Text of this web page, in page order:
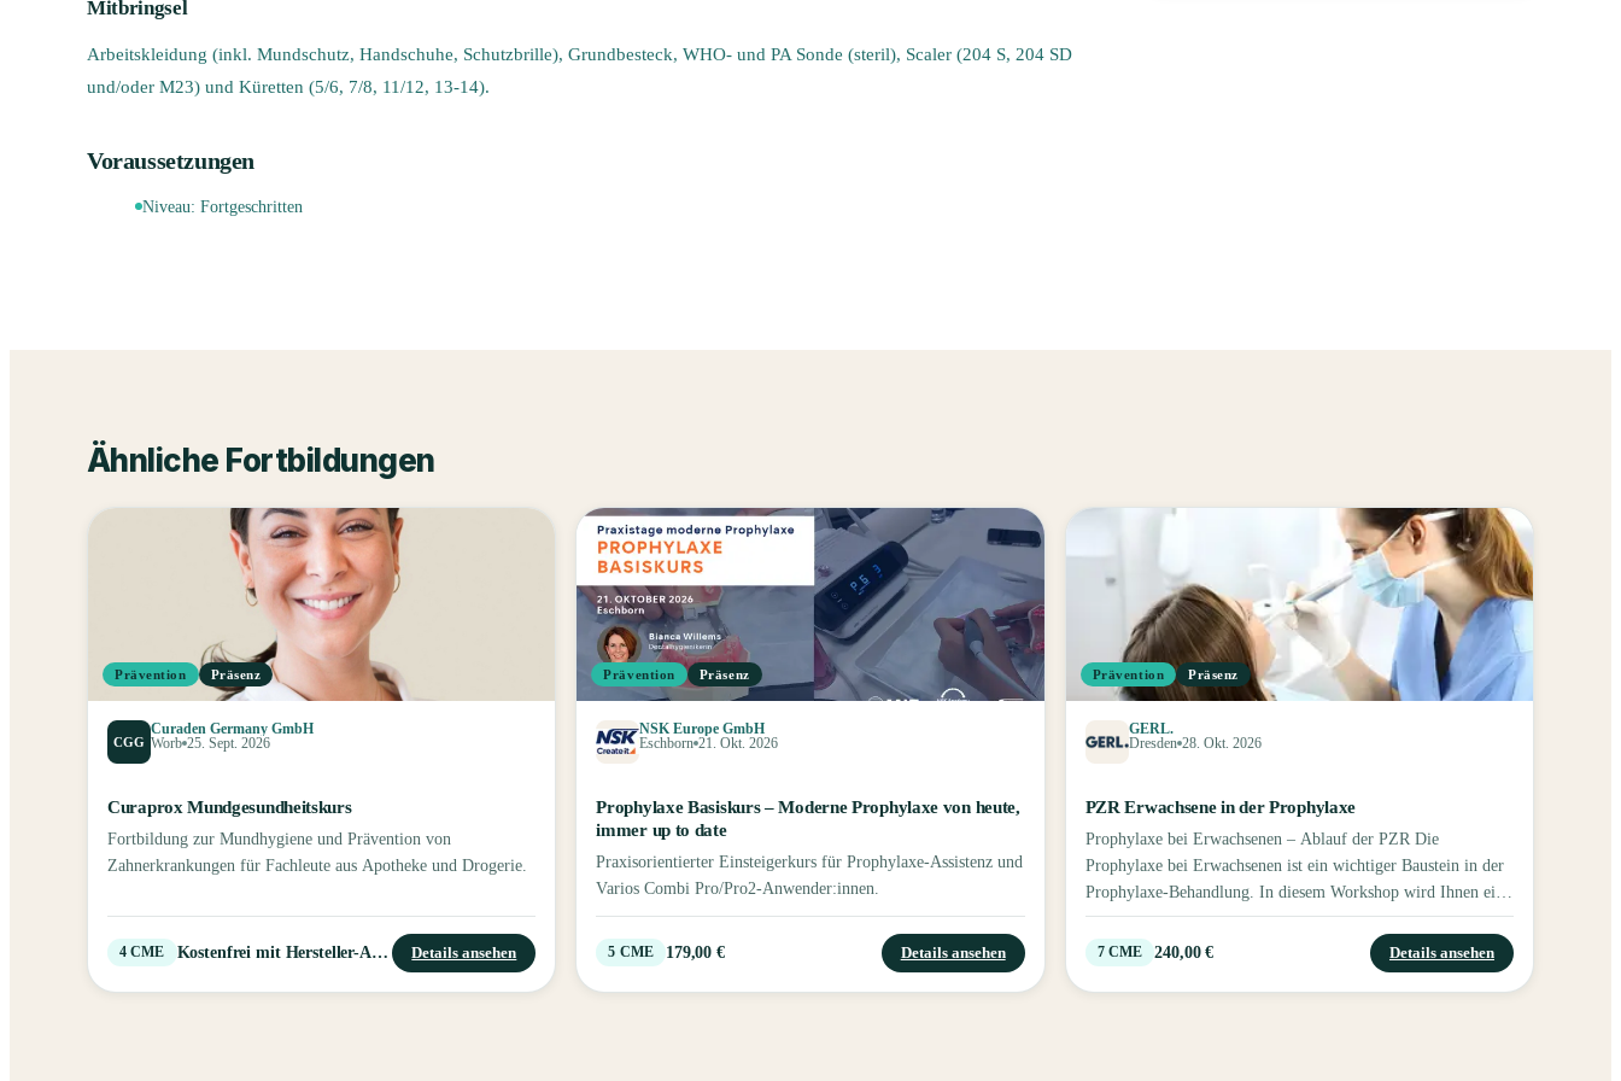
Mitbringsel
Arbeitskleidung (inkl. Mundschutz, Handschuhe, Schutzbrille), Grundbesteck, WHO- und PA Sonde (steril), Scaler (204 S, 204 SD
und/oder M23) und Küretten (5/6, 7/8, 11/12, 13-14).
Voraussetzungen
Niveau: Fortgeschritten
Ähnliche Fortbildungen
Prävention Präsenz
CGG
Curaden Germany GmbH
Worb 25. Sept. 2026
Curaprox Mundgesundheitskurs
Fortbildung zur Mundhygiene und Prävention von
Zahnerkrankungen für Fachleute aus Apotheke und Drogerie.
4 CME Kostenfrei mit Hersteller-Account Details ansehen
Prävention Präsenz
NSK Europe GmbH
Eschborn 21. Okt. 2026
Prophylaxe Basiskurs – Moderne Prophylaxe von heute,
immer up to date
Praxisorientierter Einsteigerkurs für Prophylaxe-Assistenz und
Varios Combi Pro/Pro2-Anwender:innen.
5 CME 179,00 € Details ansehen
Prävention Präsenz
GERL.
Dresden 28. Okt. 2026
PZR Erwachsene in der Prophylaxe
Prophylaxe bei Erwachsenen – Ablauf der PZR Die
Prophylaxe bei Erwachsenen ist ein wichtiger Baustein in der
Prophylaxe-Behandlung. In diesem Workshop wird Ihnen ein
systematischer Ablauf der professionellen Zahnreinigung
vermittelt. Neben den theoretischen Grundlagen erhalten Sie
viele wertvolle Tipps zur häuslichen Mundhygiene der
Patienten. Ein wesentlicher Bestandteil dieses Kurses sind die
7CME 240,00 € Details ansehen